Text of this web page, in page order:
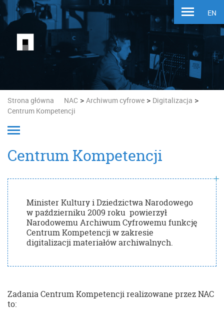
EN
Strona główna NAC > Archiwum cyfrowe > Digitalizacja >
Centrum Kompetencji
Centrum Kompetencji
Minister Kultury i Dziedzictwa Narodowego
w październiku 2009 roku powierzył
Narodowemu Archiwum Cyfrowemu funkcję
Centrum Kompetencji w zakresie
digitalizacji materiałów archiwalnych.
Zadania Centrum Kompetencji realizowane przez NAC
to: